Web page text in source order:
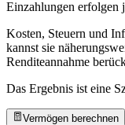
Einzahlungen erfolgen
Kosten, Steuern und
kannst sie
Renditeannahme
Das Ergebnis ist eine
Vermögen berechnen